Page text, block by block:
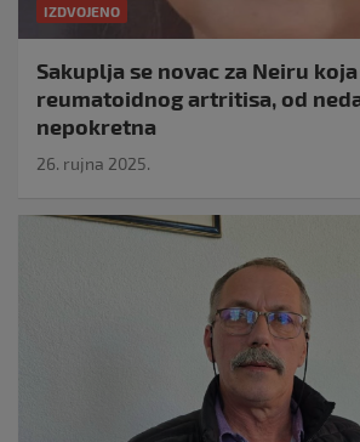
IZDVOJENO
Sakuplja se novac za Neiru
reumatoidnog artritisa, od
nepokretna
26. rujna 2025.